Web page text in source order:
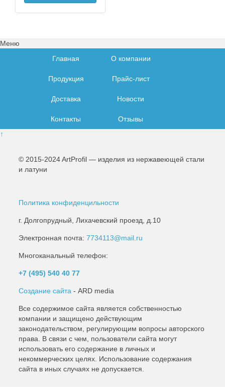
Меню
Главная
О компании
Продукция Прайс-лист
Доставка Новости
Контакты
Отзывы
↑
© 2015-2024 ArtProfil — изделия из нержавеющей стали
и латуни
Политика конфиденцильности
г. Долгопрудный, Лихачевский проезд, д.10
Электронная почта:7734113@mail.ru
Многоканальный телефон:
+7 (495) 540 40 77
Создание сайта - ARD media
Все содержимое сайта является собственностью
компании и защищено действующим
законодательством, регулирующим вопросы авторского
права. В связи с чем, пользователи сайта могут
использовать его содержание в личных и
некоммерческих целях. Использование содержания
сайта в иных случаях не допускается.